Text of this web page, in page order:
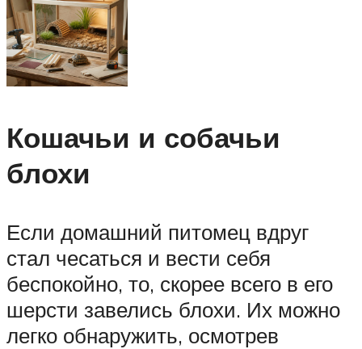
Кошачьи и собачьи
блохи
Если домашний питомец вдруг
стал чесаться и вести себя
беспокойно, то, скорее всего в его
шерсти завелись блохи. Их можно
легко обнаружить, осмотрев